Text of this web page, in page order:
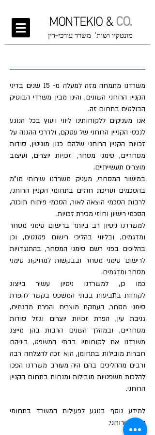
MONTEKIO &CO.
מונטקיו ושות' משרד עורכי-דין
משרדנו מתמחה מזה למעלה מ- 15 שנים בדיני
הקניין הרוחני השונים, והינו מבין משרדי הבוטיק
הבולטים בתחום זה.
אנו מעניקים ללקוחותינו ליווי ויעוץ בכל הנוגע
לנכסי הקנייין הרוחני של עסקם, ולדרכי ההגנה על
זכויות הקניין הרוחני שלהם כגון מוניטין, סודות
מסחריים, סימני מסחר, זכויות יוצרים, ועיצוב
מוצרים תעשייתיים.
במישור המסחרי, מעניק משרדנו שירותי מו"מ
בהסכמים ועריכת חוזים בתחומי הקניין הרוחני,
לרבות הסכמי הוצאה לאור, הסכמי פיתוח תוכנה,
הסכמי רישיון וחוזי מכירת זכויות.
למשרדנו ניסיון רב ביותר ברישום סימני מסחר
ומדגמים, ובליווי בהליכי רישום פטנטים, וכן
בהליכים בפני רשם סימני המסחר, בהתנגדויות
לרישום סימני מסחר ובבקשות למחיקת סימני
מסחר ומדגמים.
כמו כן, למשרדנו ניסיון עשיר בייצוג
לקוחות בתביעות בבתי המשפט בקשר להפרת
סימני מסחר, העתקת מוצרים והפרת מדגמים,
גניבת עין, הפרת זכויות יוצרים וגזל סודות
מסחריים, ובמהלך השנים הרבות בהן מייצג
משרדנו את לקוחותיו בבתי המשפט, ביניהם
חברות מובילות בתחומן, הוא זכה להצלחה רבה
ורבים מההליכים בהם היה מעורב משרדנו הפכו
להלכות משפטיות מובילות ומנחות בתחום הקניין
הרוחני.
למידע נוסף בנוגע לפעילות המשרד בתחומי
הקניין הרוחני: